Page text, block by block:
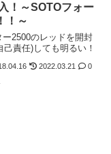
！～SOTOフォー
！～
ー2500のレッドを開封
責任)しても明るい！
2022.03.21 0